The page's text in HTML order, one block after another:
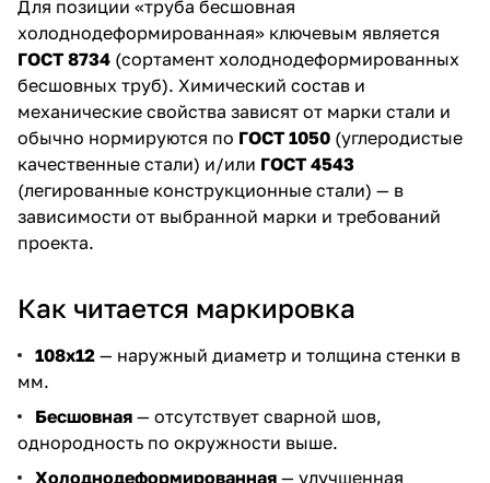
Для позиции «труба бесшовная
холоднодеформированная» ключевым является
ГОСТ 8734 (сортамент холоднодеформированных
бесшовных труб). Химический состав и
механические свойства зависят от марки стали и
обычно нормируются по ГОСТ 1050 (углеродистые
качественные стали) и/или ГОСТ 4543
(легированные конструкционные стали) — в
зависимости от выбранной марки и требований
проекта.
Как читается маркировка
108х12 — наружный диаметр и толщина стенки в
мм.
Бесшовная — отсутствует сварной шов,
однородность по окружности выше.
Холоднодеформированная — улучшенная